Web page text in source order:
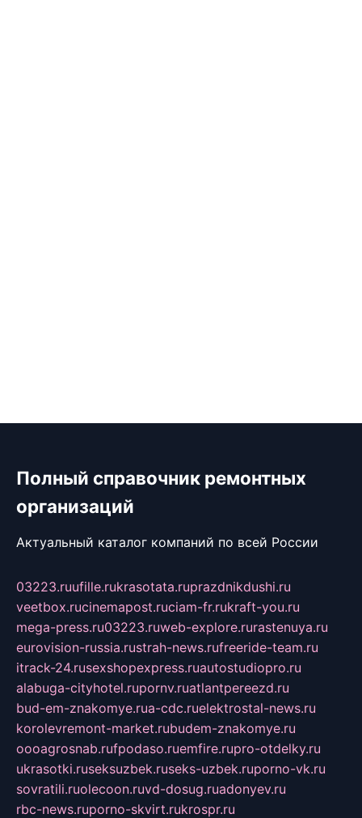
Полный справочник ремонтных
организаций
Актуальный каталог компаний по всей России
03223.ruufille.rukrasotata.ruprazdnikdushi.ru
veetbox.rucinemapost.ruciam-fr.rukraft-you.ru
mega-press.ru03223.ruweb-explore.rurastenuya.ru
eurovision-russia.rustrah-news.rufreeride-team.ru
itrack-24.rusexshopexpress.ruautostudiopro.ru
alabuga-cityhotel.rupornv.ruatlantpereezd.ru
bud-em-znakomye.rua-cdc.ruelektrostal-news.ru
korolevremont-market.rubudem-znakomye.ru
oooagrosnab.rufpodaso.ruemfire.rupro-otdelky.ru
ukrasotki.ruseksuzbek.ruseks-uzbek.ruporno-vk.ru
sovratili.ruolecoon.ruvd-dosug.ruadonyev.ru
rbc-news.ruporno-skvirt.rukrospr.ru